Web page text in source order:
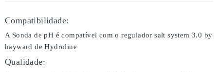
Compatibilidade:
A Sonda de pH é compatível com o regulador salt system 3.0 by
hayward de Hydroline
Qualidade: